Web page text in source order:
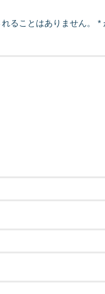
ることはありません。 *